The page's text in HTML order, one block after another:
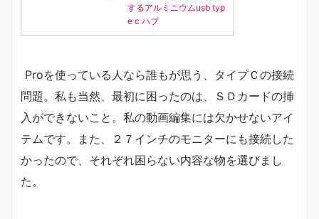
するアルミニウムusb typ
e c ハブ
Proを使っている人なら誰もが思う、タイプＣの接続
問題。私も当然、最初に困ったのは、ＳＤカードの挿
入ができないこと。私の動画編集には欠かせないアイ
テムです。また、２７インチのモニターにも接続した
かったので、それぞれ困らない内容な物を選びまし
た。